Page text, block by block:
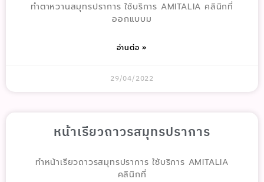
ทำตาหวานสมุทรปราการ ใช้บริการ AMITALIA คลินิกที่
ออกแบบม
อ่านต่อ »
29/04/2022
หน้าเรียวถาวรสมุทรปราการ
ทำหน้าเรียวถาวรสมุทรปราการ ใช้บริการ AMITALIA
คลินิกที่